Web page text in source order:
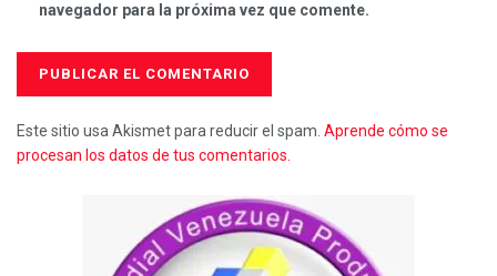
navegador para la próxima vez que comente.
Este sitio usa Akismet para reducir el spam. Aprende cómo se
procesan los datos de tus comentarios.